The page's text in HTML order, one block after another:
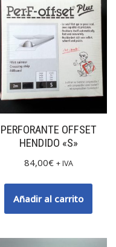
PERFORANTE OFFSET
HENDIDO «S»
84,00€ + IVA
Añadir al carrito